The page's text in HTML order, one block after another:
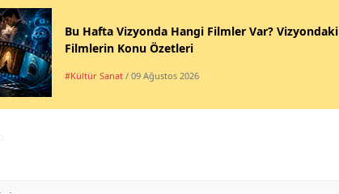
Bu Hafta Vizyonda Hangi Filmler Var? Vizyondaki
Filmlerin Konu Özetleri
#Kültür Sanat / 09 Ağustos 2026